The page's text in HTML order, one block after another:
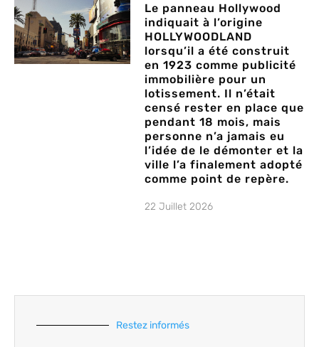
Le panneau Hollywood
indiquait à l’origine
HOLLYWOODLAND
lorsqu’il a été construit
en 1923 comme publicité
immobilière pour un
lotissement. Il n’était
censé rester en place que
pendant 18 mois, mais
personne n’a jamais eu
l’idée de le démonter et la
ville l’a finalement adopté
comme point de repère.
22 Juillet 2026
Restez informés